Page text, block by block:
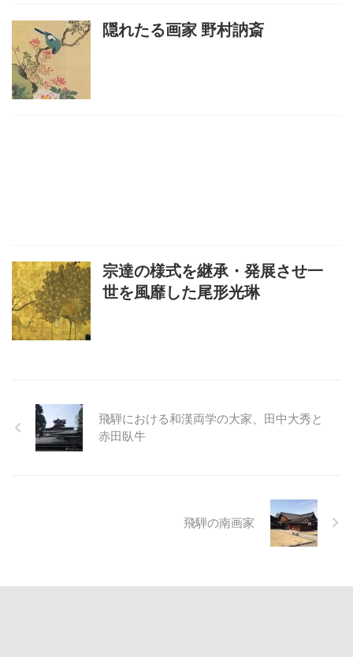
隠れたる画家 野村訥斎
宗達の様式を継承・発展させ一
世を風靡した尾形光琳
飛騨における和漢両学の大家、田中大秀と
赤田臥牛
飛騨の南画家